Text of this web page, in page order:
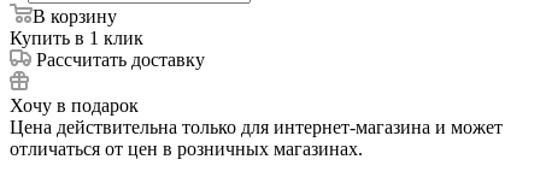
В корзину
Купить в 1 клик
Рассчитать доставку
Хочу в подарок
Цена действительна только для интернет-магазина и может
отличаться от цен в розничных магазинах.